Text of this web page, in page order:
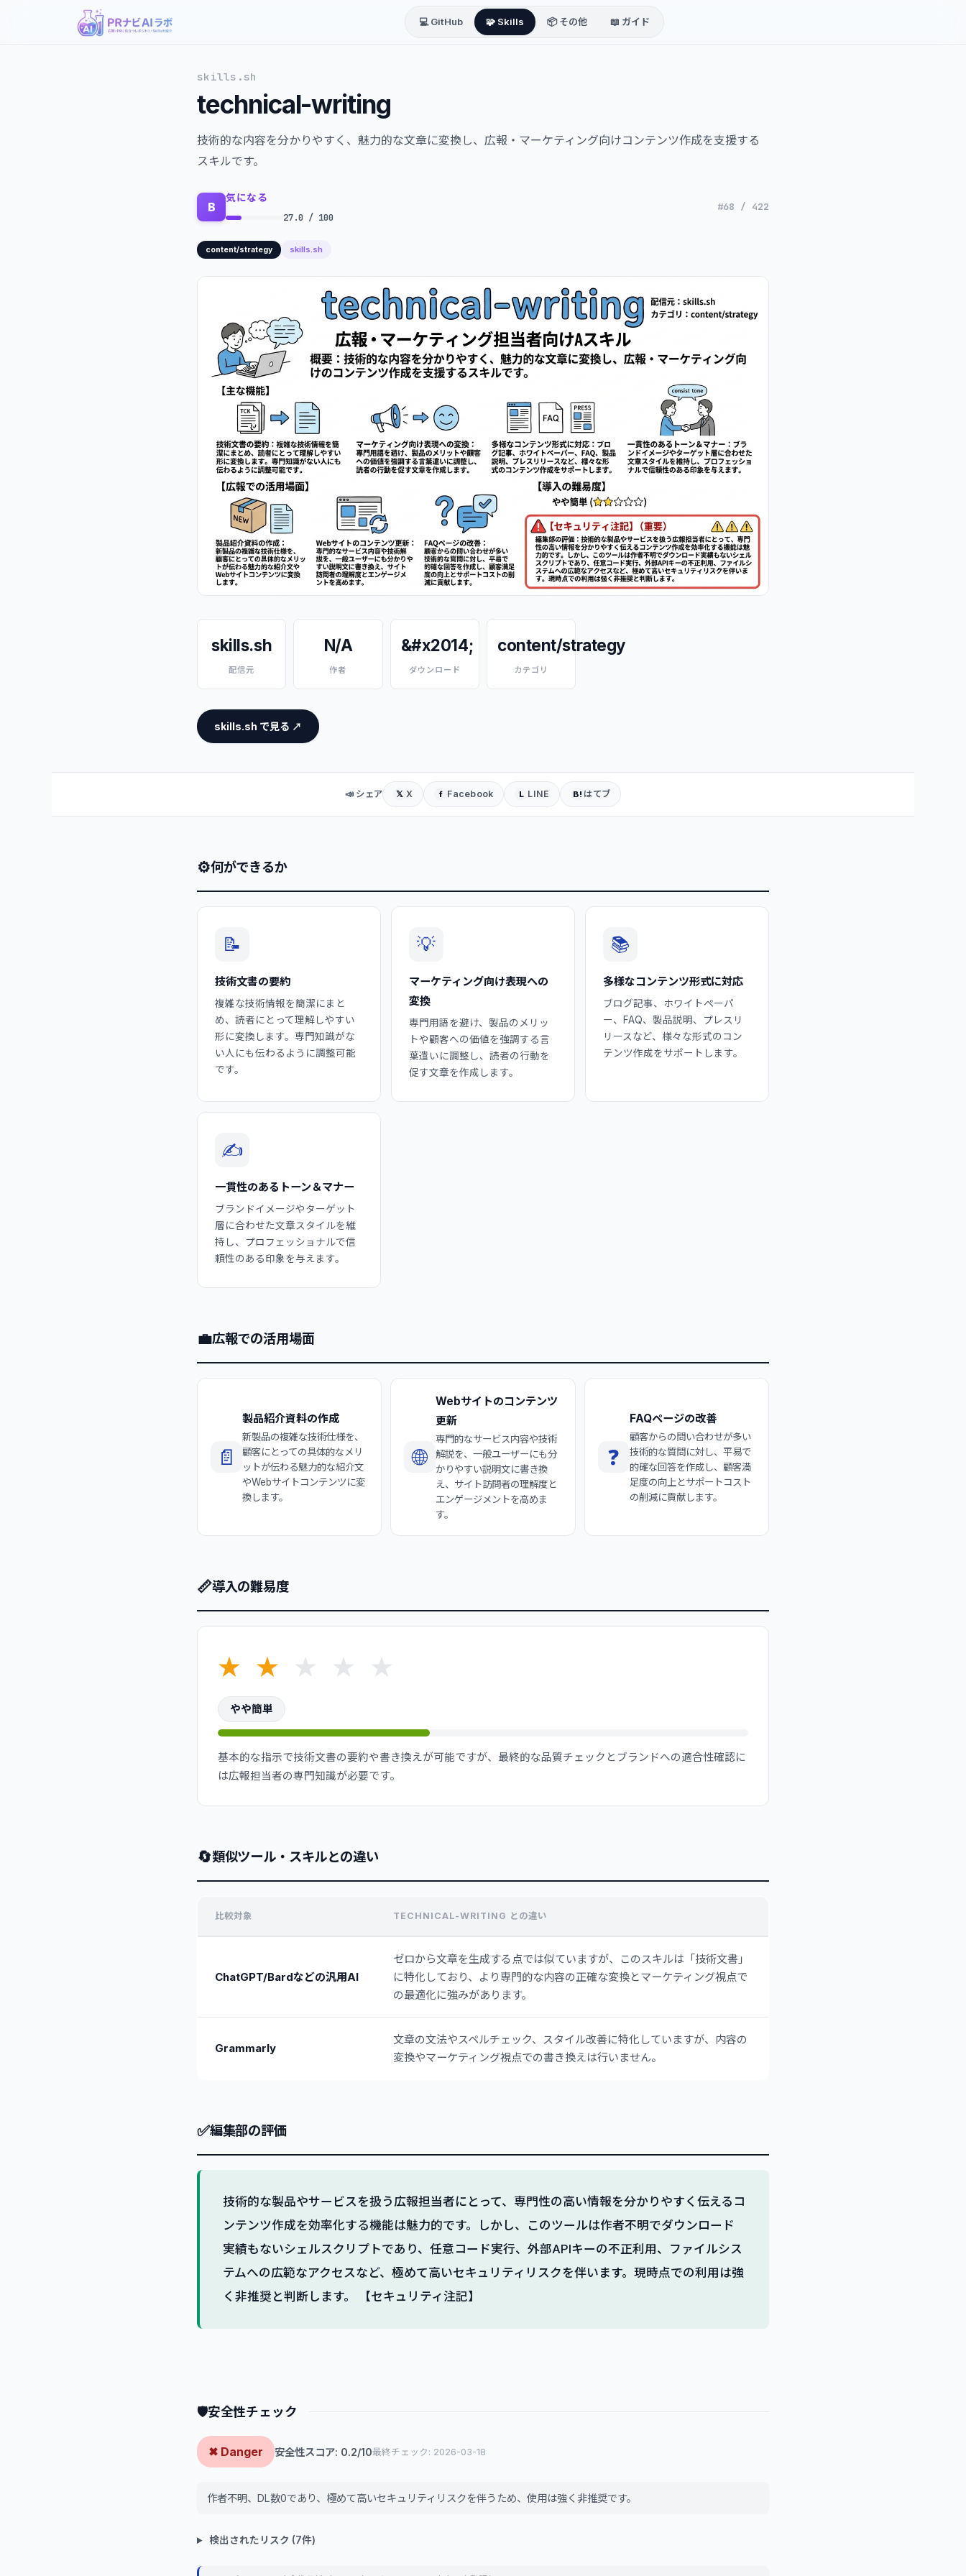
💻 GitHub 🧩 Skills 📦 その他 📖 ガイド
skills.sh
technical-writing
技術的な内容を分かりやすく、魅力的な文章に変換し、広報・マーケティング向けコンテンツ作成を支援する
スキルです。
B
気になる
27.0 / 100
#68 / 422
content/strategy skills.sh
skills.sh
配信元
N/A
作者
&#x2014;
ダウンロード
content/strategy
カテゴリ
skills.sh で見る ↗
📣 シェア 𝕏 X f Facebook L LINE B! はてブ
⚙何ができるか
📝
技術文書の要約
複雑な技術情報を簡潔にまと
め、読者にとって理解しやすい
形に変換します。専門知識がな
い人にも伝わるように調整可能
です。
💡
マーケティング向け表現への
変換
専門用語を避け、製品のメリッ
トや顧客への価値を強調する言
葉遣いに調整し、読者の行動を
促す文章を作成します。
📚
多様なコンテンツ形式に対応
ブログ記事、ホワイトペーパ
ー、FAQ、製品説明、プレスリ
リースなど、様々な形式のコン
テンツ作成をサポートします。
✍️
一貫性のあるトーン＆マナー
ブランドイメージやターゲット
層に合わせた文章スタイルを維
持し、プロフェッショナルで信
頼性のある印象を与えます。
💼広報での活用場面
📄
製品紹介資料の作成
新製品の複雑な技術仕様を、
顧客にとっての具体的なメリ
ットが伝わる魅力的な紹介文
やWebサイトコンテンツに変
換します。
🌐
Webサイトのコンテンツ
更新
専門的なサービス内容や技術
解説を、一般ユーザーにも分
かりやすい説明文に書き換
え、サイト訪問者の理解度と
エンゲージメントを高めま
す。
❓
FAQページの改善
顧客からの問い合わせが多い
技術的な質問に対し、平易で
的確な回答を作成し、顧客満
足度の向上とサポートコスト
の削減に貢献します。
📏導入の難易度
★ ★ ★ ★ ★
やや簡単
基本的な指示で技術文書の要約や書き換えが可能ですが、最終的な品質チェックとブランドへの適合性確認に
は広報担当者の専門知識が必要です。
🔄類似ツール・スキルとの違い
比較対象 TECHNICAL-WRITING との違い
ChatGPT/Bardなどの汎用AI
ゼロから文章を生成する点では似ていますが、このスキルは「技術文書」
に特化しており、より専門的な内容の正確な変換とマーケティング視点で
の最適化に強みがあります。
Grammarly
文章の文法やスペルチェック、スタイル改善に特化していますが、内容の
変換やマーケティング視点での書き換えは行いません。
✅編集部の評価
技術的な製品やサービスを扱う広報担当者にとって、専門性の高い情報を分かりやすく伝えるコ
ンテンツ作成を効率化する機能は魅力的です。しかし、このツールは作者不明でダウンロード
実績もないシェルスクリプトであり、任意コード実行、外部APIキーの不正利用、ファイルシス
テムへの広範なアクセスなど、極めて高いセキュリティリスクを伴います。現時点での利用は強
く非推奨と判断します。 【セキュリティ注記】
🛡安全性チェック
✖ Danger 安全性スコア: 0.2/10最終チェック: 2026-03-18
作者不明、DL数0であり、極めて高いセキュリティリスクを伴うため、使用は強く非推奨です。
検出されたリスク (7件)